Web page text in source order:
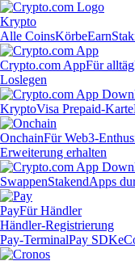
Krypto
Alle CoinsKörbeEarn
Crypto.com AppFür
Loslegen
KryptoVisa Prepaid-Karte
OnchainFür Web3-
Erweiterung erhalten
SwappenStakendApps
PayFür Händler
Händler-Registrierung
Pay-TerminalPay SDK